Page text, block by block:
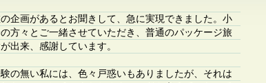
企画があるとお聞きして、急に実現できました。小
方々とご一緒させていただき、普通のパッケージ旅
出来、感謝しています。
の無い私には、色々戸惑いもありましたが、それは